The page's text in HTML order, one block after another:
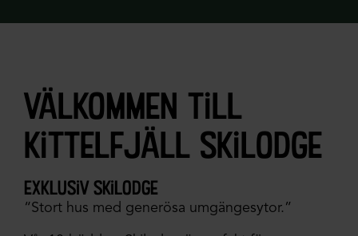
välkommen till
kittelfjäll skilodge
exklusiv skilodge
“Stort hus med generösa umgängesytor.”